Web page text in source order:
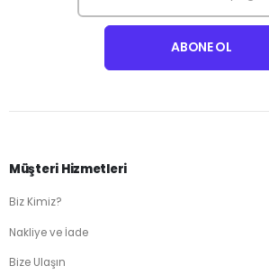
Müşteri Hizmetleri
Biz Kimiz?
Nakliye ve İade
Bize Ulaşın